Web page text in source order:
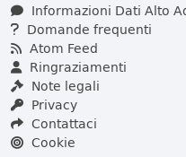
Informazioni Dati Alto
Domande frequenti
Atom Feed
Ringraziamenti
Note legali
Privacy
Contattaci
Cookie